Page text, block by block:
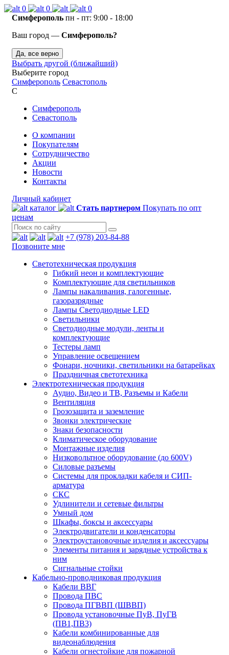
0 0
0
Симферополь пн - пт: 9:00 - 18:00
Ваш город — Симферополь?
Да, все верно
Выбрать другой (ближайший)
Выберите город
Симферополь Севастополь
С
Симферополь
Севастополь
О компании
Покупателям
Сотрудничество
Акции
Новости
Контакты
Личный кабинет
каталог
Стать партнером Покупать по опт
ценам
+7 (978) 203-84-88
Позвоните мне
Светотехническая продукция
Гибкий неон и комплектующие
Комплектующие для светильников
Лампы накаливания, галогенные,
газоразрядные
Лампы Светодиодные LED
Светильники
Светодиодные модули, ленты и
комплектующие
Тестеры ламп
Управление освещением
Фонари, ночники, светильники на батарейках
Праздничная светотехника
Электротехническая продукция
Аудио, Видео и ТВ, Разъемы и Кабели
Вентиляция
Грозозащита и заземление
Звонки электрические
Знаки безопасности
Климатическое оборудование
Монтажные изделия
Низковольтное оборудование (до 600V)
Силовые разъемы
Системы для прокладки кабеля и СИП-
арматура
СКС
Удлинители и сетевые фильтры
Умный дом
Шкафы, боксы и аксессуары
Электродвигатели и конденсаторы
Электроустановочные изделия и аксессуары
Элементы питания и зарядные устройства к
ним
Сигнальные стойки
Кабельно-проводниковая продукция
Кабели ВВГ
Провода ПВС
Провода ПГВВП (ШВВП)
Провода установочные ПуВ, ПуГВ
(ПВ1,ПВ3)
Кабели комбинированные для
видеонаблюдения
Кабели огнестойкие для пожарной